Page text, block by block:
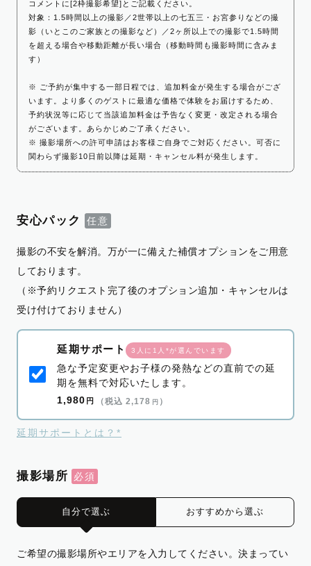
コメントに[2枠撮影希望]とご記載ください。
対象：1.5時間以上の撮影／2世帯以上の七五三・お宮参りなどの撮
影（いとこのご家族との撮影など）／2ヶ所以上での撮影で1.5時間
を超える場合や移動距離が長い場合（移動時間も撮影時間に含みま
す）
※ ご予約が集中する一部日程では、追加料金が発生する場合がござ
います。より多くのゲストに最適な価格で体験をお届けするため、
予約状況等に応じて当該追加料金は予告なく変更・改定される場合
がございます。あらかじめご了承ください。
※ 撮影場所への許可申請はお客様ご自身でご対応ください。可否に
関わらず撮影10日前以降は延期・キャンセル料が発生します。
安心パック
撮影の不安を解消。万が一に備えた補償オプションをご用意
しております。
（※予約リクエスト完了後のオプション追加・キャンセルは
受け付けておりません）
延期サポート 3人に1人*が選んでいます
急な予定変更やお子様の発熱などの直前での延
期を無料で対応いたします。
1,980 円 （税込 2,178 円 ）
延期サポートとは？*
撮影場所
自分で選ぶ おすすめから選ぶ
ご希望の撮影場所やエリアを入力してください。決まってい